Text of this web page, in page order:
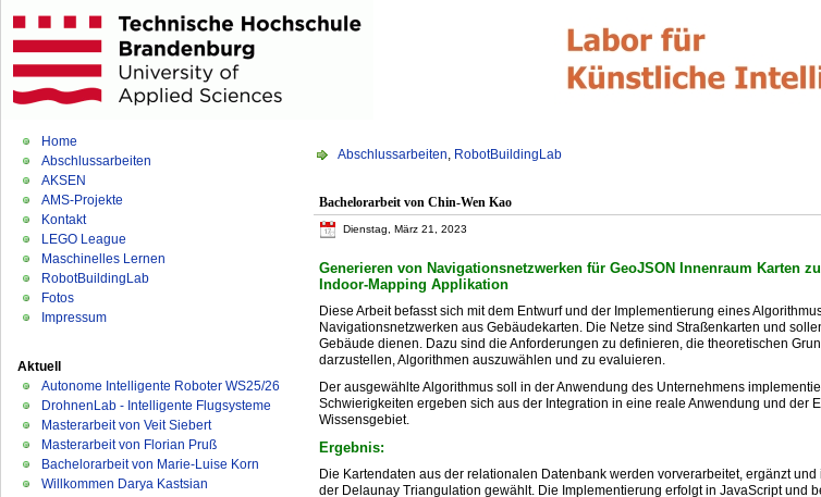
Home
Abschlussarbeiten
AKSEN
AMS-Projekte
Kontakt
LEGO League
Maschinelles Lernen
RobotBuildingLab
Fotos
Impressum
Aktuell
Autonome Intelligente Roboter WS25/26
DrohnenLab - Intelligente Flugsysteme
Masterarbeit von Veit Siebert
Masterarbeit von Florian Pruß
Bachelorarbeit von Marie-Luise Korn
Willkommen Darya Kastsian
Abschlussarbeiten, RobotBuildingLab
Bachelorarbeit von Chin-Wen Kao
Dienstag, März 21, 2023
Generieren von Navigationsnetzwerken für GeoJSON Innenraum Karten
Indoor-Mapping Applikation
Diese Arbeit befasst sich mit dem Entwurf und der Implementierung eines
Navigationsnetzwerken aus Gebäudekarten. Die Netze sind Straßenkarten und
Gebäude dienen. Dazu sind die Anforderungen zu definieren, die theoretischen
darzustellen, Algorithmen auszuwählen und zu evaluieren.
Der ausgewählte Algorithmus soll in der Anwendung des Unternehmens
Schwierigkeiten ergeben sich aus der Integration in eine reale Anwendung und der
Wissensgebiet.
Ergebnis:
Die Kartendaten aus der relationalen Datenbank werden vorverarbeitet, ergänzt
der Delaunay Triangulation gewählt. Die Implementierung erfolgt in JavaScript